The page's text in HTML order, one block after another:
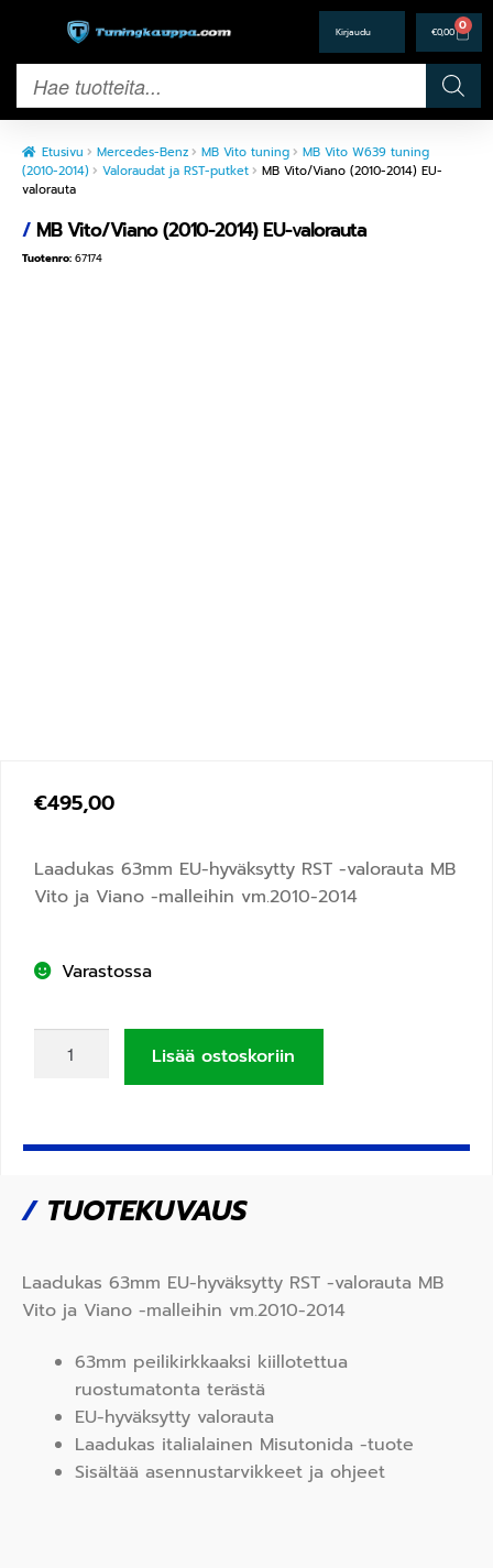
€0,00 0
Etusivu Mercedes-Benz MB Vito tuning
MB Vito W639 tuning
(2010-2014)
Valoraudat ja RST-putket
MB Vito/Viano (2010-2014) EU-
valorauta
/MB Vito/Viano (2010-2014) EU-valorauta
Tuotenro: 67174
€495,00
Laadukas 63mm EU-hyväksytty RST -valorauta MB
Vito ja Viano -malleihin vm.2010-2014
Varastossa
Lisää ostoskoriin
/TUOTEKUVAUS
Laadukas 63mm EU-hyväksytty RST -valorauta MB
Vito ja Viano -malleihin vm.2010-2014
63mm peilikirkkaaksi kiillotettua
ruostumatonta terästä
EU-hyväksytty valorauta
Laadukas italialainen Misutonida -tuote
Sisältää asennustarvikkeet ja ohjeet